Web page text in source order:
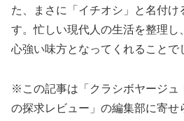
た、まさに「イチオシ」と名付け
す。忙しい現代人の生活を整理し
心強い味方となってくれることで
※この記事は「クラシボヤージュ
の探求レビュー」の編集部に寄せ